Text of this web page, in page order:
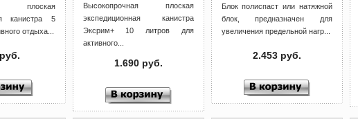
плоская
канистра 5
отдыха...
Высокопрочная плоская
экспедиционная канистра
Эксрим+ 10 литров для
активного...
1.690 руб.
Блок полиспаст или натяжной
блок, предназначен для
увеличения предельной нагр...
2.453 руб.